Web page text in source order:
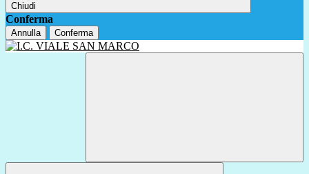
Chiudi
Conferma
Annulla Conferma